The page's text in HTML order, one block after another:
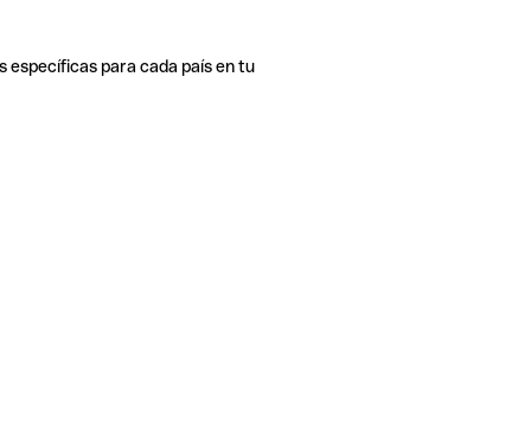
específicas para cada país en tu